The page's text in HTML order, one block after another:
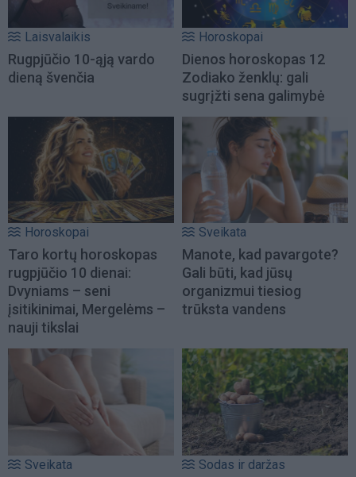
Laisvalaikis
Rugpjūčio 10-ąją vardo
dieną švenčia
Horoskopai
Dienos horoskopas 12
Zodiako ženklų: gali
sugrįžti sena galimybė
Horoskopai
Taro kortų horoskopas
rugpjūčio 10 dienai:
Dvyniams – seni
įsitikinimai, Mergelėms –
nauji tikslai
Sveikata
Manote, kad pavargote?
Gali būti, kad jūsų
organizmui tiesiog
trūksta vandens
Sveikata Sodas ir daržas